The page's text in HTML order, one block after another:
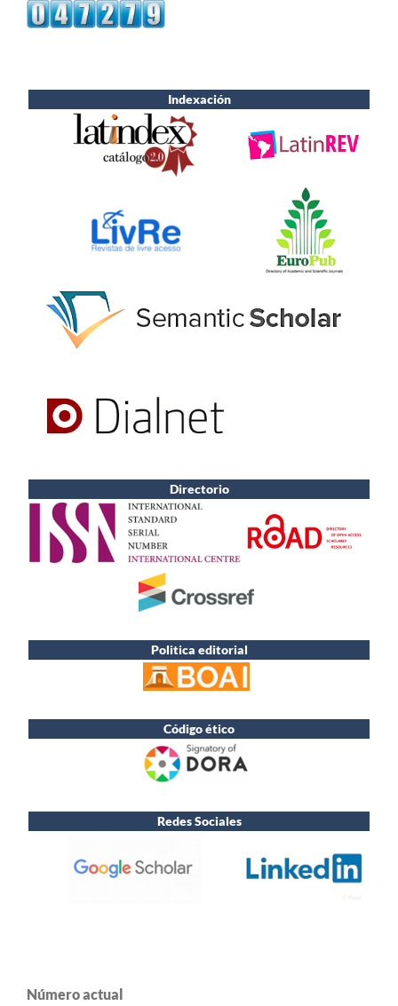
Indexación
Directorio
Politica editorial
Código ético
Redes Sociales
Número actual